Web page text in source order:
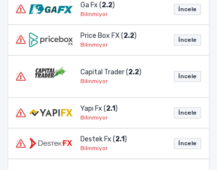
Ga Fx (2.2)
Bilinmiyor
İncele
Price Box FX (2.2)
Bilinmiyor
İncele
Capital Trader (2.2)
Bilinmiyor
İncele
Yapı Fx (2.1)
Bilinmiyor
İncele
Destek Fx (2.1)
Bilinmiyor
İncele